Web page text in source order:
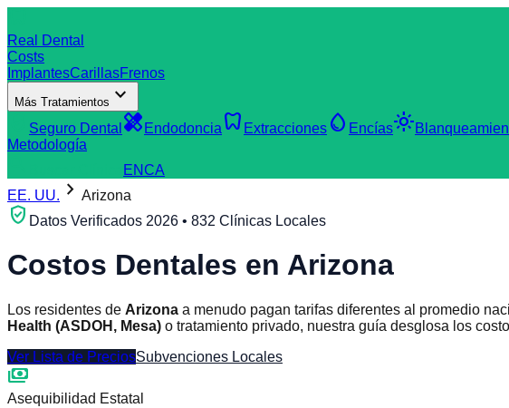
Real Dental
Costs
ImplantesCarillasFrenos
Más Tratamientos expand_more
Seguro Dental healing Endodoncia dentistry Extracciones water_drop Encíaslight_mode
Metodología
ENCA
EE. UU. chevron_right Arizona
verified_user Datos Verificados 2026 • 832 Clínicas Locales
Costos Dentales en Arizona
Los residentes de Arizona a menudo pagan tarifas diferentes al promedio
Health (ASDOH, Mesa) o tratamiento privado, nuestra guía desglosa los
Ver Lista de PreciosSubvenciones Locales
payments
Asequibilidad Estatal